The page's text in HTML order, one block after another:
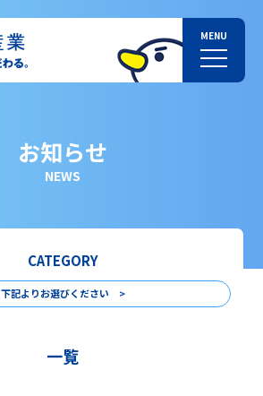
お知らせ
NEWS
CATEGORY
下記よりお選びください >
一覧